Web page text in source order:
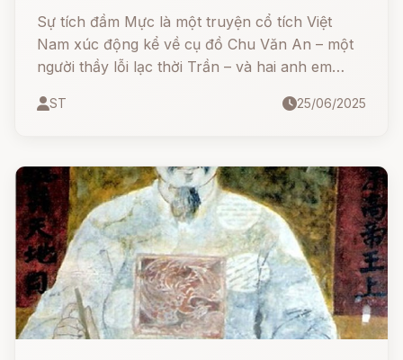
Sự tích đầm Mực là một truyện cổ tích Việt
Nam xúc động kể về cụ đồ Chu Văn An – một
người thầy lỗi lạc thời Trần – và hai anh em
Đàm gặp đại hạn, thầy trò cùng nhau tìm cách
kịch đau lòng...
ST 25/06/2025